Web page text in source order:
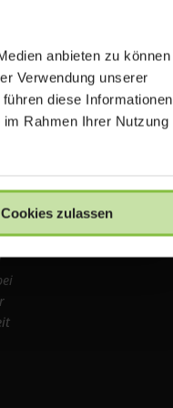
anbieten zu können
Verwendung unserer
diese Informationen
Rahmen Ihrer Nutzung
Cookies zulassen
an